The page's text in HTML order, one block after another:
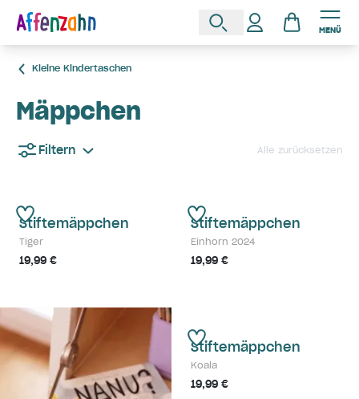
MENÜ
Kleine Kindertaschen
Mäppchen
Filtern Alle zurücksetzen
Stiftemäppchen
Tiger
19,99 €
Stiftemäppchen
Einhorn 2024
19,99 €
Stiftemäppchen
Koala
19,99 €